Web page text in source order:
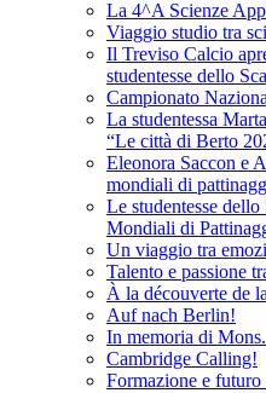
La 4^A Scienze
Viaggio studio tra
Il Treviso Calcio
studentesse dello
Campionato
La studentessa
“Le città di Berto
Eleonora Saccon e
mondiali di
Le studentesse
Mondiali di
Un viaggio tra
Talento e passione
À la découverte de
Auf nach Berlin!
In memoria di
Cambridge Calling!
Formazione e